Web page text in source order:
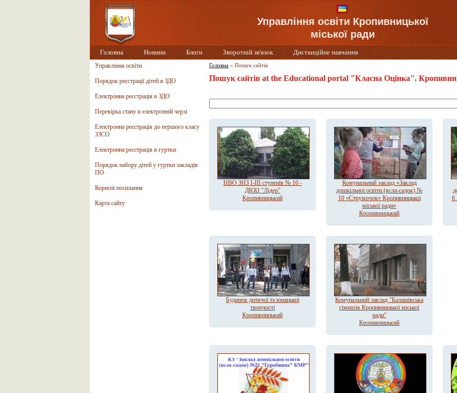
Управління освіти Кропивницької
міської ради
Головна Новини Блоги Зворотній зв'язок Дистанційне навчання
Управління освіти
Порядок реєстрації дітей в ЗДО
Електронна реєстрація в ЗДО
Перевірка стану в електронній черзі
Електронна реєстрація до першого класу
ЗЗСО
Електронна реєстрація в гуртки
Порядок набору дітей у гуртки закладів
ПО
Корисні посилання
Карта сайту
Головна » Пошук сайтів
Пошук сайтів at the Educational portal "Класна Оцінка".
НВО ЗНЗ І-ІІІ ступенів № 16 -
ДЮЦ "Лідер"
Кропивницький
Комунальний заклад «Заклад
дошкільної освіти (ясла-садок) №
10 «Струмочок» Кропивницької
міської ради»
Кропивницький
6
Будинок дитячої та юнацької
творчості
Кропивницький
Комунальний заклад "Балашівська
гімназія Кропивницької міської
ради"
Кропивницький